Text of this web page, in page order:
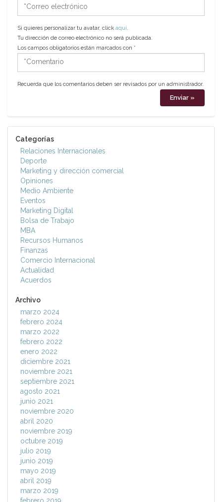
*Correo
electrónico
Si quieres personalizar tu avatar, click aquí.
Tu dirección de correo electrónico no será publicada.
Los campos obligatorios están marcados con *
*Comentario
Recuerda que los comentarios deben ser revisados por un administrador.
Categorías
Relaciones Internacionales
Deporte
Marketing y dirección comercial
Opiniones
Medio Ambiente
Eventos
Marketing Digital
Bolsa de Trabajo
MBA
Recursos Humanos
Finanzas
Comercio Internacional
Actualidad
Acuerdos
Archivo
marzo 2024
febrero 2024
marzo 2022
febrero 2022
enero 2022
diciembre 2021
noviembre 2021
septiembre 2021
agosto 2021
junio 2021
noviembre 2020
abril 2020
noviembre 2019
octubre 2019
julio 2019
junio 2019
mayo 2019
abril 2019
marzo 2019